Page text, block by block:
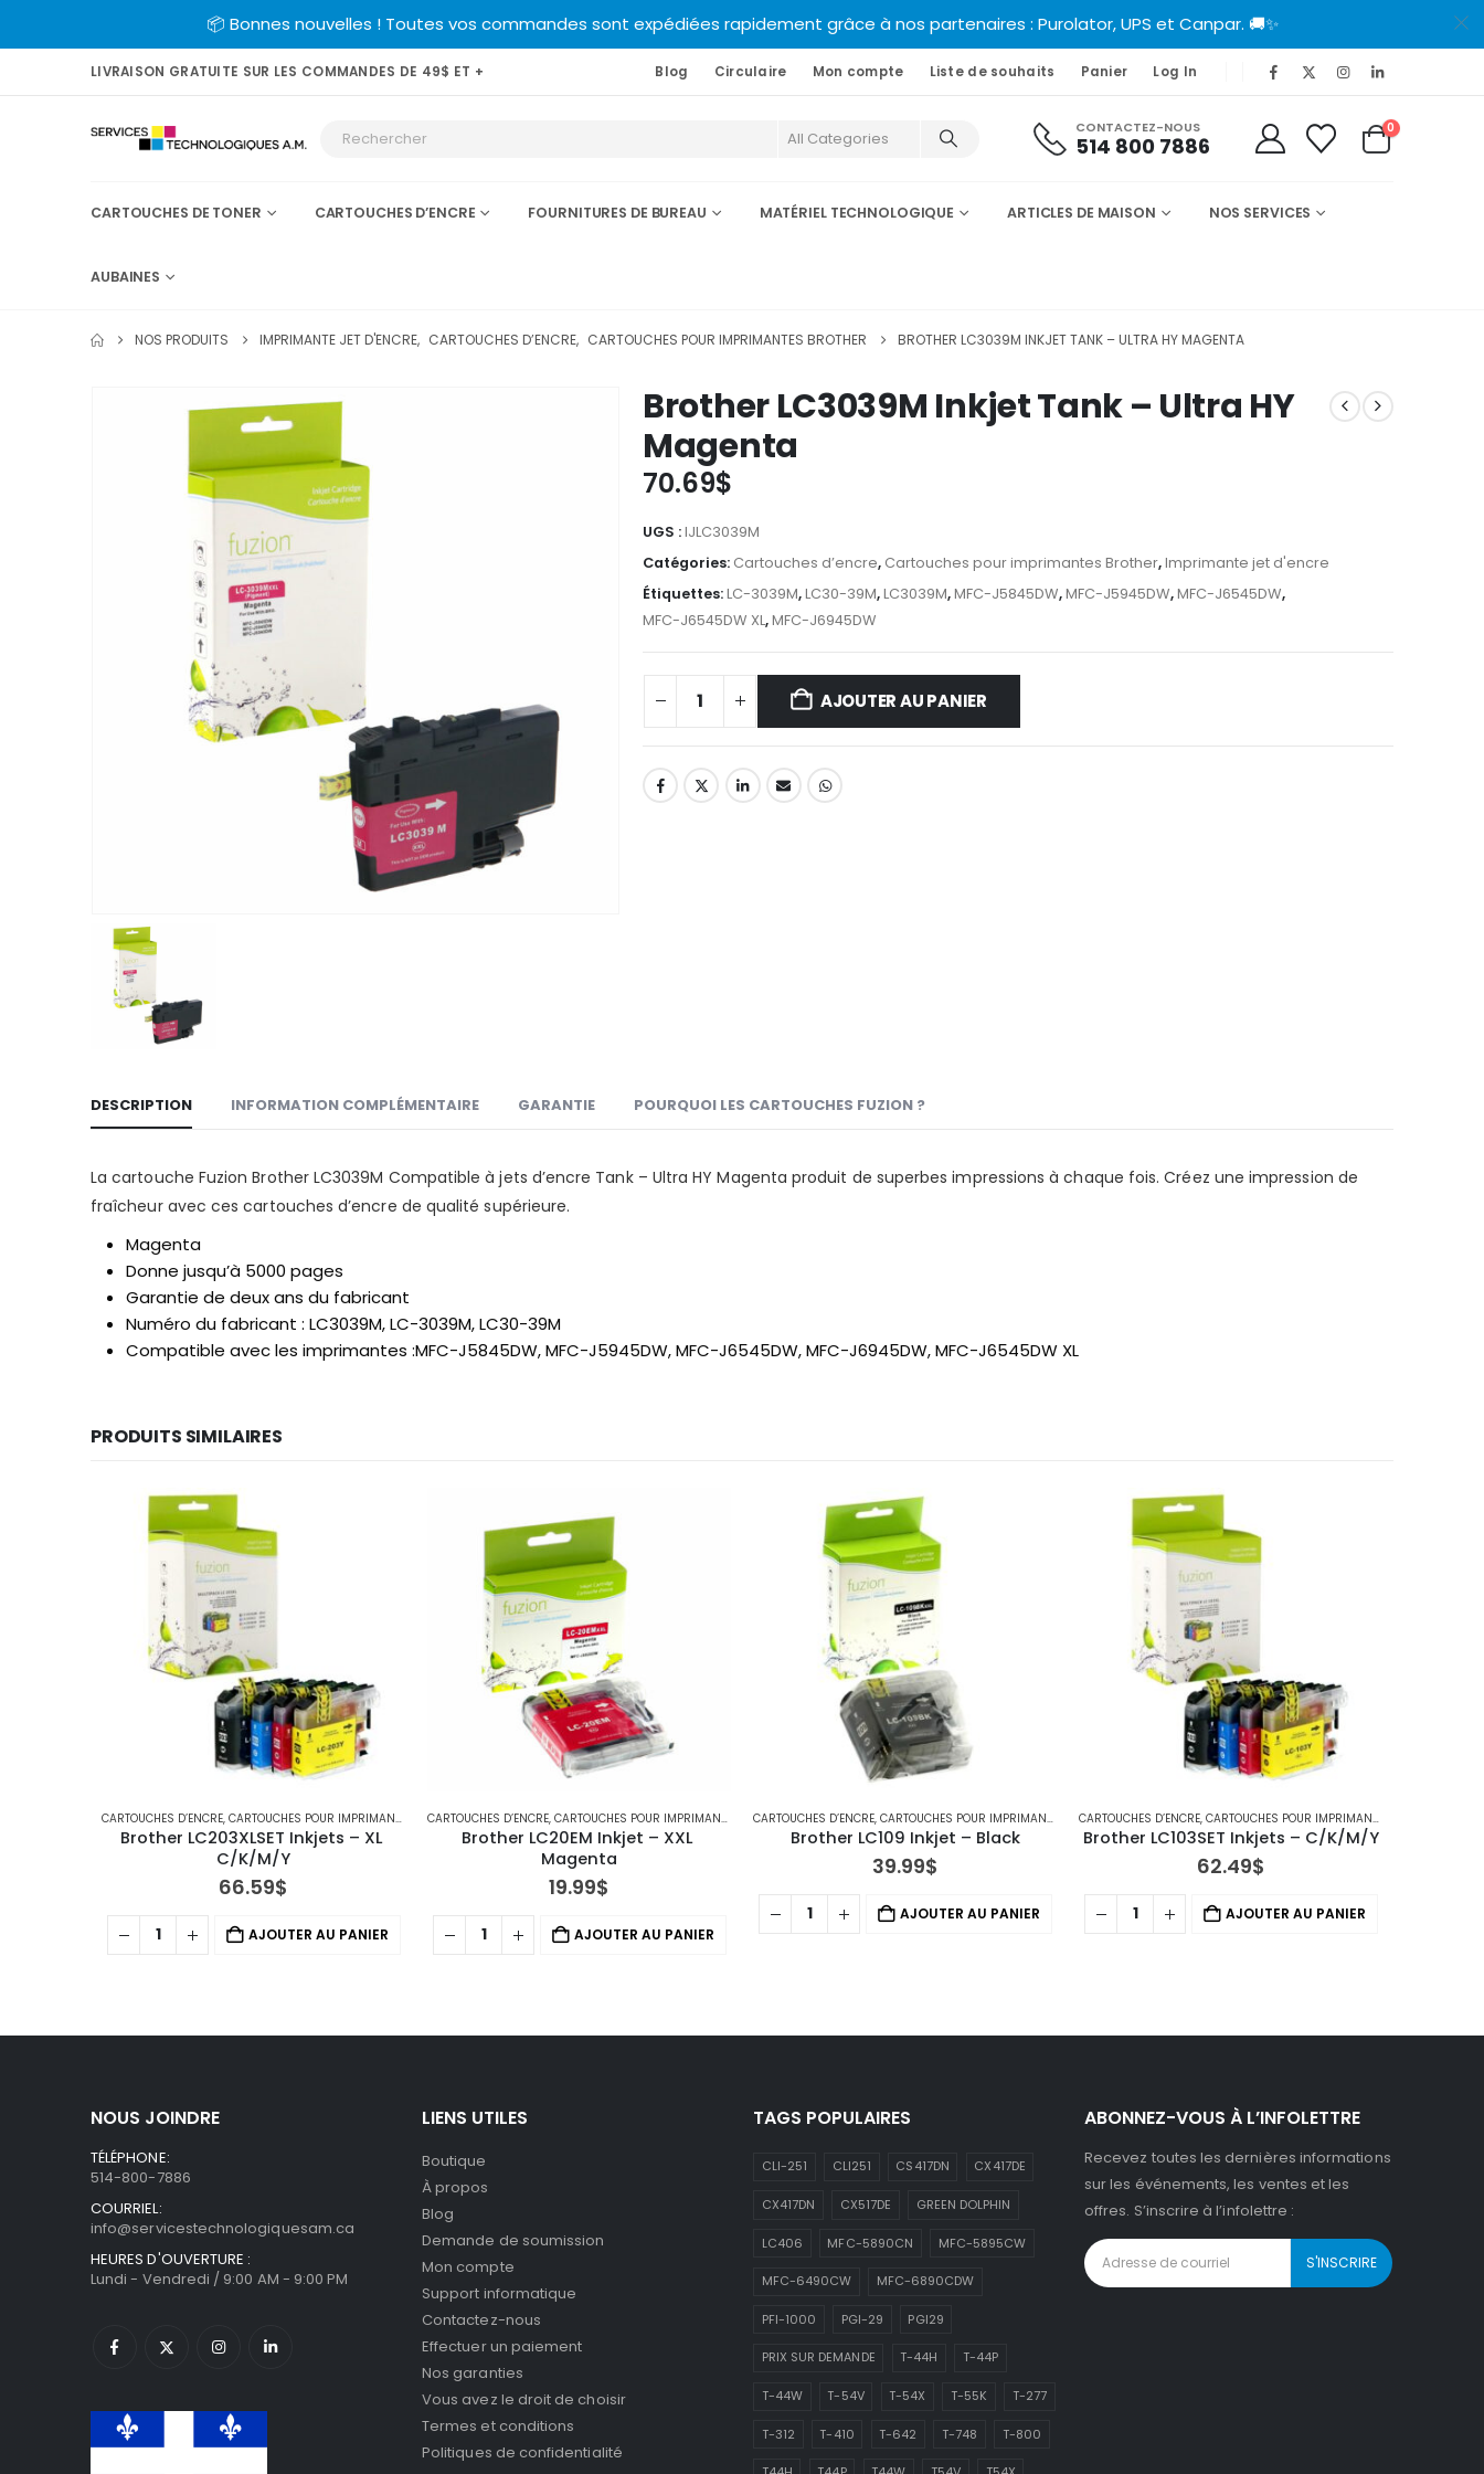
📦 Bonnes nouvelles ! Toutes vos commandes sont expédiées rapidement grâce à nos partenaires : Purolator, UPS et Canpar. 🚚✨
LIVRAISON GRATUITE SUR LES COMMANDES DE 49$ ET + Blog Circulaire Mon compte Liste de souhaits Panier Log In
CONTACTEZ-NOUS
514 800 7886
0
CARTOUCHES DE TONER CARTOUCHES D’ENCRE FOURNITURES DE BUREAU MATÉRIEL TECHNOLOGIQUE ARTICLES DE MAISON NOS SERVICES
AUBAINES
NOS PRODUITS IMPRIMANTE JET D'ENCRE, CARTOUCHES D’ENCRE, CARTOUCHES POUR IMPRIMANTES BROTHER BROTHER LC3039M INKJET TANK – ULTRA HY MAGENTA
Brother LC3039M Inkjet Tank – Ultra HY
Magenta
70.69$
UGS :IJLC3039M
Catégories: Cartouches d’encre, Cartouches pour imprimantes Brother,Imprimante jet d'encre
Étiquettes:LC-3039M,LC30-39M,LC3039M,MFC-J5845DW,MFC-J5945DW,MFC-J6545DW,
MFC-J6545DW XL,MFC-J6945DW
AJOUTER AU PANIER
DESCRIPTION INFORMATION COMPLÉMENTAIRE GARANTIE POURQUOI LES CARTOUCHES FUZION ?
La cartouche Fuzion Brother LC3039M Compatible à jets d’encre Tank – Ultra HY Magenta produit de superbes impressions à chaque fois. Créez une impression de
fraîcheur avec ces cartouches d’encre de qualité supérieure.
Magenta
Donne jusqu’à 5000 pages
Garantie de deux ans du fabricant
Numéro du fabricant : LC3039M, LC-3039M, LC30-39M
Compatible avec les imprimantes :MFC-J5845DW, MFC-J5945DW, MFC-J6545DW, MFC-J6945DW, MFC-J6545DW XL
PRODUITS SIMILAIRES
CARTOUCHES D’ENCRE, CARTOUCHES POUR IMPRIMANTES BROTHER ,IMPRIMANTE JET D'ENCRE
Brother LC203XLSET Inkjets – XL
C/K/M/Y
66.59$
AJOUTER AU PANIER
CARTOUCHES D’ENCRE, CARTOUCHES POUR IMPRIMANTES BROTHER ,IMPRIMANTE JET D'ENCRE
Brother LC20EM Inkjet – XXL
Magenta
19.99$
AJOUTER AU PANIER
CARTOUCHES D’ENCRE, CARTOUCHES POUR IMPRIMANTES BROTHER ,IMPRIMANTE JET D'ENCRE
Brother LC109 Inkjet – Black
39.99$
AJOUTER AU PANIER
CARTOUCHES D’ENCRE, CARTOUCHES POUR IMPRIMANTES BROTHER
Brother LC103SET Inkjets – C/K/M/Y
62.49$
AJOUTER AU PANIER
NOUS JOINDRE
TÉLÉPHONE:
514-800-7886
COURRIEL:
info@servicestechnologiquesam.ca
HEURES D'OUVERTURE :
Lundi - Vendredi / 9:00 AM - 9:00 PM
LIENS UTILES
Boutique
À propos
Blog
Demande de soumission
Mon compte
Support informatique
Contactez-nous
Effectuer un paiement
Nos garanties
Vous avez le droit de choisir
Termes et conditions
Politiques de confidentialité
TAGS POPULAIRES
CLI-251 CLI251 CS417DN CX417DE
CX417DN CX517DE GREEN DOLPHIN
LC406 MFC-5890CN MFC-5895CW
MFC-6490CW MFC-6890CDW
PFI-1000 PGI-29 PGI29
PRIX SUR DEMANDE T-44H T-44P
T-44W T-54V T-54X T-55K T-277
T-312 T-410 T-642 T-748 T-800
ABONNEZ-VOUS À L’INFOLETTRE
Recevez toutes les dernières informations
sur les événements, les ventes et les
offres. S’inscrire à l’infolettre :